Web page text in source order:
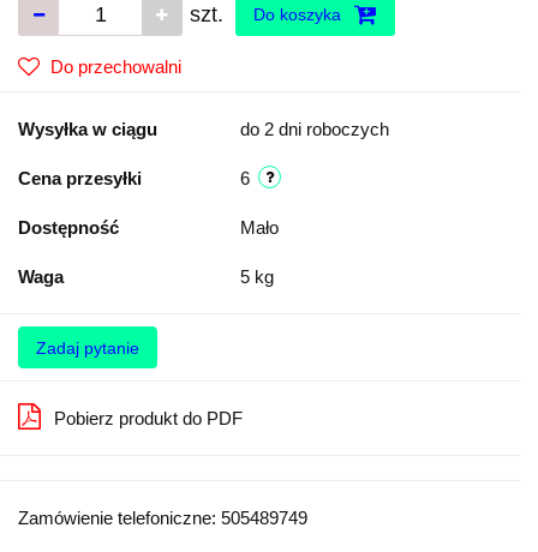
szt. Do koszyka
Do przechowalni
Wysyłka w ciągu do 2 dni roboczych
Cena przesyłki 6
Dostępność Mało
Waga 5 kg
Zadaj pytanie
Pobierz produkt do PDF
Zamówienie telefoniczne: 505489749